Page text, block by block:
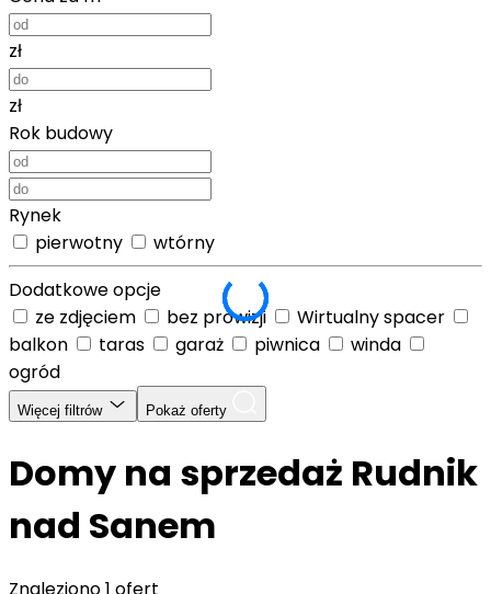
zł
zł
Rok budowy
Rynek
pierwotny
wtórny
Dodatkowe opcje
ze zdjęciem
bez prowizji
Wirtualny spacer
balkon
taras garaż piwnica
winda
ogród
Więcej filtrów Pokaż oferty
Domy na sprzedaż Rudnik
nad Sanem